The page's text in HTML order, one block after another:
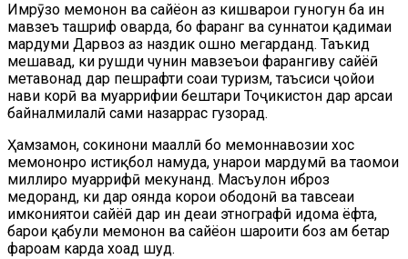
Имрӯзҳо меҳмонон ва сайёҳон аз кишварҳои гуногун ба ин
мавзеъ ташриф оварда, бо фарҳанг ва суннатҳои қадимаи
мардуми Дарвоз аз наздик ошно мегарданд. Таъкид
мешавад, ки рушди чунин мавзеъҳои фарҳангиву сайёҳӣ
метавонад дар пешрафти соҳаи туризм, таъсиси ҷойҳои
нави корӣ ва муаррифии бештари Тоҷикистон дар арсаи
байналмилалӣ саҳми назаррас гузорад.
Ҳамзамон, сокинони маҳаллӣ бо меҳмоннавозии хос
меҳмононро истиқбол намуда, ҳунарҳои мардумӣ ва таомҳои
миллиро муаррифӣ мекунанд. Масъулон иброз
медоранд, ки дар оянда корҳои ободонӣ ва тавсеаи
имкониятҳои сайёҳӣ дар ин деҳаи этнографӣ идома ёфта,
барои қабули меҳмонон ва сайёҳон шароити боз ҳам беҳтар
фароҳам карда хоҳад шуд.